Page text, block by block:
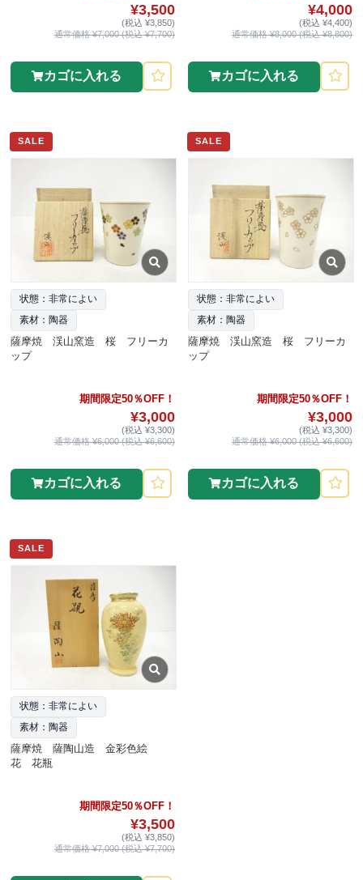
¥3,500
(税込 ¥3,850)
通常価格 ¥7,000 (税込 ¥7,700)
カゴに入れる
¥4,000
(税込 ¥4,400)
通常価格 ¥8,000 (税込 ¥8,800)
カゴに入れる
SALE
状態：非常によい
素材：陶器
薩摩焼 渓山窯造 桜 フリーカ
ップ
期間限定50％OFF！
¥3,000
(税込 ¥3,300)
通常価格 ¥6,000 (税込 ¥6,600)
カゴに入れる
SALE
状態：非常によい
素材：陶器
薩摩焼 渓山窯造 桜 フリーカ
ップ
期間限定50％OFF！
¥3,000
(税込 ¥3,300)
通常価格 ¥6,000 (税込 ¥6,600)
カゴに入れる
SALE
状態：非常によい
素材：陶器
薩摩焼 薩陶山造 金彩色絵
花 花瓶
期間限定50％OFF！
¥3,500
(税込 ¥3,850)
通常価格 ¥7,000 (税込 ¥7,700)